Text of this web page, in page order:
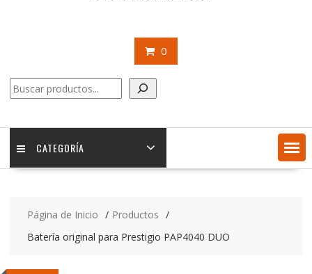
0
Buscar
CATEGORÍA
Página de Inicio
Productos
Batería original para Prestigio PAP4040 DUO